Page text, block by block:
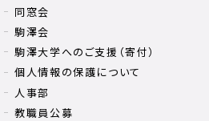
同窓会
駒澤会
駒澤大学へのご支援（寄付）
個人情報の保護について
人事部
教職員公募